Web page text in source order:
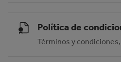
Política de